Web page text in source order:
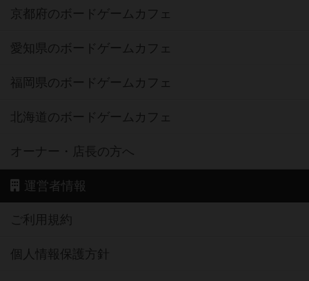
京都府のボードゲームカフェ
愛知県のボードゲームカフェ
福岡県のボードゲームカフェ
北海道のボードゲームカフェ
オーナー・店長の方へ
運営者情報
ご利用規約
個人情報保護方針